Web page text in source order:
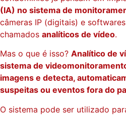
(IA) no sistema de
câmeras IP (digitais) e
chamados analíticos de vídeo.
Mas o que é isso? Analítico de
sistema de
imagens e detecta,
suspeitas ou eventos fora do
O sistema pode ser utilizado